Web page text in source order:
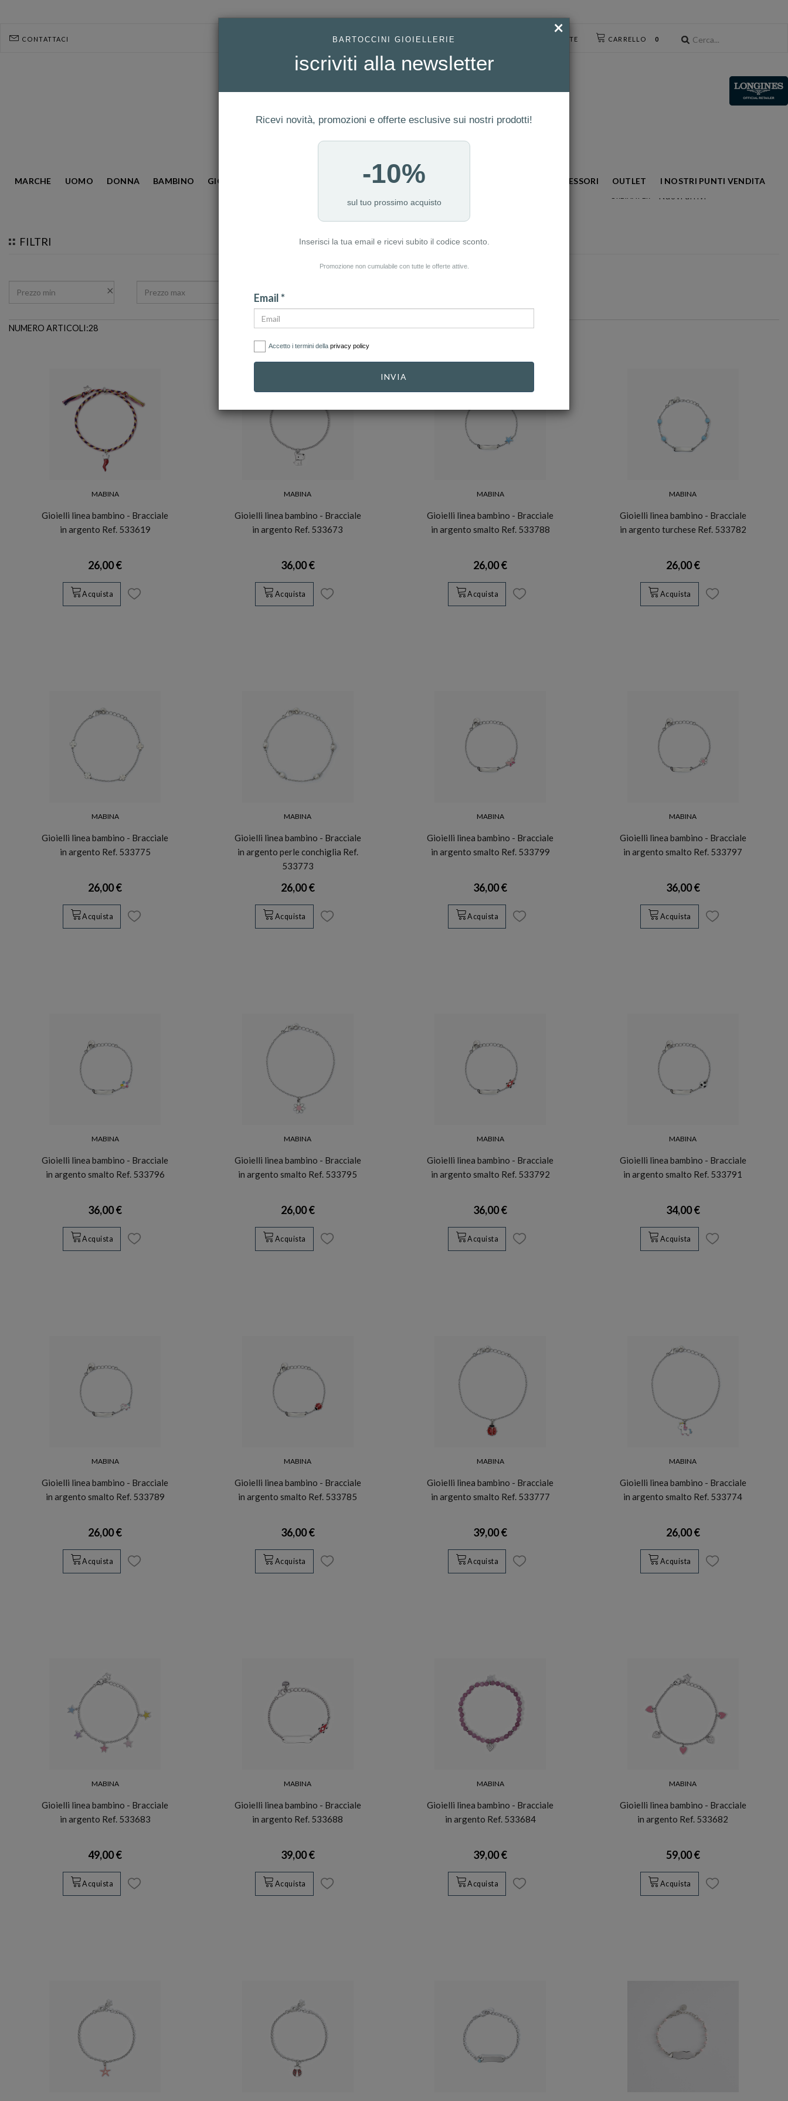
CARRELLO 0
ACCESSO UTENTE
CONTATTACI
MARCHE UOMO DONNA BAMBINO GIOIELLERIA GIOIELLI MODA OROLOGI ACCESSORI OUTLET I NOSTRI PUNTI VENDITA
HOMEPAGE BAMBINO
BRACCIALI
ORDINA PER
Nuovi arrivi
FILTRI
MARCHE
NUMERO ARTICOLI:28
MABINA
Gioielli linea bambino - Bracciale
in argento Ref. 533619
26,00 €
Acquista
MABINA
Gioielli linea bambino - Bracciale
in argento Ref. 533673
36,00 €
Acquista
MABINA
Gioielli linea bambino - Bracciale
in argento smalto Ref. 533788
26,00 €
Acquista
MABINA
Gioielli linea bambino - Bracciale
in argento turchese Ref. 533782
26,00 €
Acquista
MABINA
Gioielli linea bambino - Bracciale
in argento Ref. 533775
26,00 €
Acquista
MABINA
Gioielli linea bambino - Bracciale
in argento perle conchiglia Ref.
533773
26,00 €
Acquista
MABINA
Gioielli linea bambino - Bracciale
in argento smalto Ref. 533799
36,00 €
Acquista
MABINA
Gioielli linea bambino - Bracciale
in argento smalto Ref. 533797
36,00 €
Acquista
MABINA
Gioielli linea bambino - Bracciale
in argento smalto Ref. 533796
36,00 €
Acquista
MABINA
Gioielli linea bambino - Bracciale
in argento smalto Ref. 533795
26,00 €
Acquista
MABINA
Gioielli linea bambino - Bracciale
in argento smalto Ref. 533792
36,00 €
Acquista
MABINA
Gioielli linea bambino - Bracciale
in argento smalto Ref. 533791
34,00 €
Acquista
MABINA
Gioielli linea bambino - Bracciale
in argento smalto Ref. 533789
26,00 €
Acquista
MABINA
Gioielli linea bambino - Bracciale
in argento smalto Ref. 533785
36,00 €
Acquista
MABINA
Gioielli linea bambino - Bracciale
in argento smalto Ref. 533777
39,00 €
Acquista
MABINA
Gioielli linea bambino - Bracciale
in argento smalto Ref. 533774
26,00 €
Acquista
MABINA
Gioielli linea bambino - Bracciale
in argento Ref. 533683
49,00 €
Acquista
MABINA
Gioielli linea bambino - Bracciale
in argento Ref. 533688
39,00 €
Acquista
MABINA
Gioielli linea bambino - Bracciale
in argento Ref. 533684
39,00 €
Acquista
MABINA
Gioielli linea bambino - Bracciale
in argento Ref. 533682
59,00 €
Acquista
×
BARTOCCINI GIOIELLERIE
iscriviti alla newsletter
Ricevi novità, promozioni e offerte esclusive sui nostri prodotti!
-10%
sul tuo prossimo acquisto
Inserisci la tua email e ricevi subito il codice sconto.
Promozione non cumulabile con tutte le offerte attive.
Email *
Accetto i termini della privacy policy
INVIA